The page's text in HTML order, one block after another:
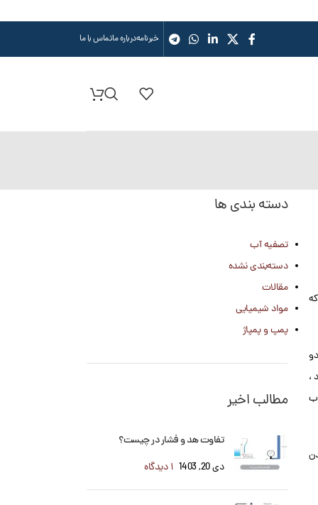
خبرنامهدرباره ماتماس با ما
تا قطر 2 اینچ است که
،
دسته بندی ها
تصفیه آب
دسته‌بندی نشده
مقالات
مواد شیمیایی
پمپ و پمپاژ
مطالب اخیر
تفاوت هد و فشار در چیست؟
دی 20, 1403
۱ دیدگاه